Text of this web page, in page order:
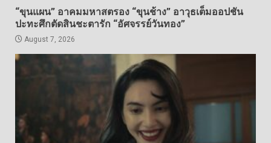
“ขุนแผน” อาคมมหาสตรอง “ขุนช้าง” อาวุธเต็มออปชัน
ปะทะศึกตัดสินชะตารัก “อัศจรรย์วันทอง”
August 7, 2026